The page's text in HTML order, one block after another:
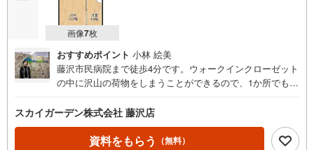
画像7枚
おすすめポイント 小林 絵美
藤沢市民病院まで徒歩4分です。ウォークインクローゼット
の中に沢山の荷物をしまうことができるので、1か所でもの
ある室内が魅力の中古マンションです。駅まで徒歩14分で
アクセス可能です。2024年築の築浅マンションです。
スカイガーデン株式会社 藤沢店
資料をもらう （無料）